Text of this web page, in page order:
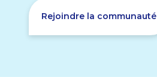
Rejoindre la communauté